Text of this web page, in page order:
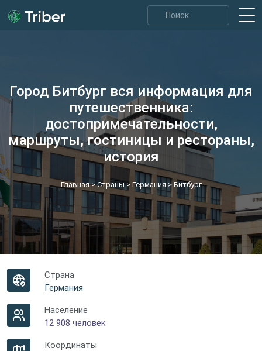
Город Битбург вся информация для
путешественника:
достопримечательности,
маршруты, гостиницы и рестораны,
история
Главная>Страны> Германия > Битбург
Страна
Германия
Население
12 908 человек
Координаты